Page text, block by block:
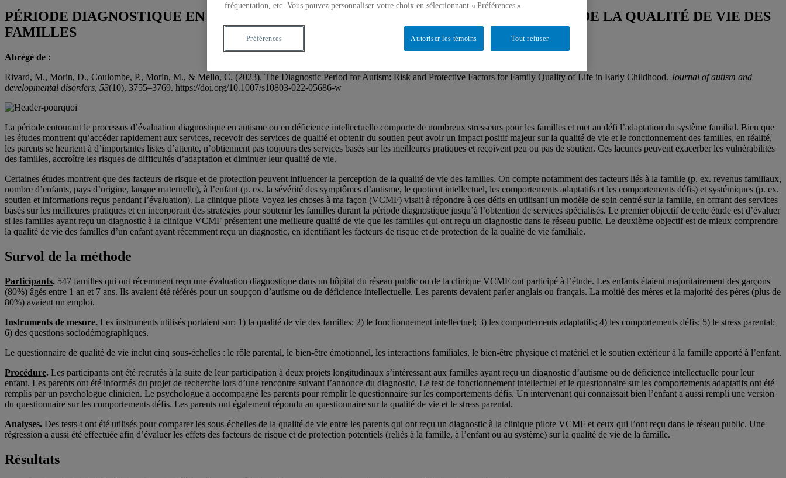
PÉRIODE DIAGNOSTIQUE EN AUTISME: FACTEURS DE RISQUE ET DE PROTECTION DE LA QUALITÉ DE VIE DES
FAMILLES
Abrégé de :
Rivard, M., Morin, D., Coulombe, P., Morin, M., & Mello, C. (2023). The Diagnostic Period for Autism: Risk and Protective Factors for Family Quality of Life in Early Childhood. Journal of autism and
developmental disorders, 53(10), 3755–3769. https://doi.org/10.1007/s10803-022-05686-w
La période entourant le processus d’évaluation diagnostique en autisme ou en déficience intellectuelle comporte de nombreux stresseurs pour les familles et met au défi l’adaptation du système familial. Bien que
les études montrent qu’accéder rapidement aux services, recevoir des services de qualité et obtenir du soutien peut avoir un impact positif majeur sur la qualité de vie et le fonctionnement des familles, en réalité,
les parents se heurtent à d’importantes listes d’attente, n’obtiennent pas toujours des services basés sur les meilleures pratiques et reçoivent peu ou pas de soutien. Ces lacunes peuvent exacerber les vulnérabilités
des familles, accroître les risques de difficultés d’adaptation et diminuer leur qualité de vie.
Certaines études montrent que des facteurs de risque et de protection peuvent influencer la perception de la qualité de vie des familles. On compte notamment des facteurs liés à la famille (p. ex. revenus familiaux,
nombre d’enfants, pays d’origine, langue maternelle), à l’enfant (p. ex. la sévérité des symptômes d’autisme, le quotient intellectuel, les comportements adaptatifs et les comportements défis) et systémiques (p. ex.
soutien et informations reçus pendant l’évaluation). La clinique pilote Voyez les choses à ma façon (VCMF) visait à répondre à ces défis en utilisant un modèle de soin centré sur la famille, en offrant des services
basés sur les meilleures pratiques et en incorporant des stratégies pour soutenir les familles durant la période diagnostique jusqu’à l’obtention de services spécialisés. Le premier objectif de cette étude est d’évaluer
si les familles ayant reçu un diagnostic à la clinique VCMF présentent une meilleure qualité de vie que les familles qui ont reçu un diagnostic dans le réseau public. Le deuxième objectif est de mieux comprendre
la qualité de vie des familles d’un enfant ayant récemment reçu un diagnostic, en identifiant les facteurs de risque et de protection de la qualité de vie familiale.
Survol de la méthode
Participants. 547 familles qui ont récemment reçu une évaluation diagnostique dans un hôpital du réseau public ou de la clinique VCMF ont participé à l’étude. Les enfants étaient majoritairement des garçons
(80%) âgés entre 1 an et 7 ans. Ils avaient été référés pour un soupçon d’autisme ou de déficience intellectuelle. Les parents devaient parler anglais ou français. La moitié des mères et la majorité des pères (plus de
80%) avaient un emploi.
Instruments de mesure. Les instruments utilisés portaient sur: 1) la qualité de vie des familles; 2) le fonctionnement intellectuel; 3) les comportements adaptatifs; 4) les comportements défis; 5) le stress parental;
6) des questions sociodémographiques.
Le questionnaire de qualité de vie inclut cinq sous-échelles : le rôle parental, le bien-être émotionnel, les interactions familiales, le bien-être physique et matériel et le soutien extérieur à la famille apporté à l’enfant.
Procédure. Les participants ont été recrutés à la suite de leur participation à deux projets longitudinaux s’intéressant aux familles ayant reçu un diagnostic d’autisme ou de déficience intellectuelle pour leur
enfant. Les parents ont été informés du projet de recherche lors d’une rencontre suivant l’annonce du diagnostic. Le test de fonctionnement intellectuel et le questionnaire sur les comportements adaptatifs ont été
remplis par un psychologue clinicien. Le psychologue a accompagné les parents pour remplir le questionnaire sur les comportements défis. Un intervenant qui connaissait bien l’enfant a aussi rempli une version
du questionnaire sur les comportements défis. Les parents ont également répondu au questionnaire sur la qualité de vie et le stress parental.
Analyses. Des tests-t ont été utilisés pour comparer les sous-échelles de la qualité de vie entre les parents qui ont reçu un diagnostic à la clinique pilote VCMF et ceux qui l’ont reçu dans le réseau public. Une
régression a aussi été effectuée afin d’évaluer les effets des facteurs de risque et de protection potentiels (reliés à la famille, à l’enfant ou au système) sur la qualité de vie de la famille.
Résultats
fréquentation, etc. Vous pouvez personnaliser votre choix en sélectionnant « Préférences ».
Tout refuser
Autoriser les témoins
Préférences